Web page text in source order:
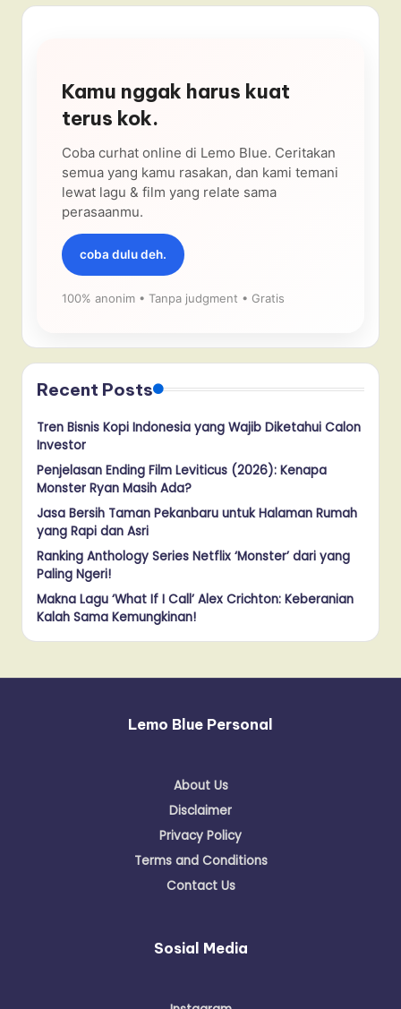
Kamu nggak harus kuat
terus kok.
Coba curhat online di Lemo Blue. Ceritakan
semua yang kamu rasakan, dan kami temani
lewat lagu & film yang relate sama
perasaanmu.
coba dulu deh.
100% anonim • Tanpa judgment • Gratis
Recent Posts
Tren Bisnis Kopi Indonesia yang Wajib Diketahui Calon
Investor
Penjelasan Ending Film Leviticus (2026): Kenapa
Monster Ryan Masih Ada?
Jasa Bersih Taman Pekanbaru untuk Halaman Rumah
yang Rapi dan Asri
Ranking Anthology Series Netflix ‘Monster’ dari yang
Paling Ngeri!
Makna Lagu ‘What If I Call’ Alex Crichton: Keberanian
Kalah Sama Kemungkinan!
Lemo Blue Personal
About Us
Disclaimer
Privacy Policy
Terms and Conditions
Contact Us
Sosial Media